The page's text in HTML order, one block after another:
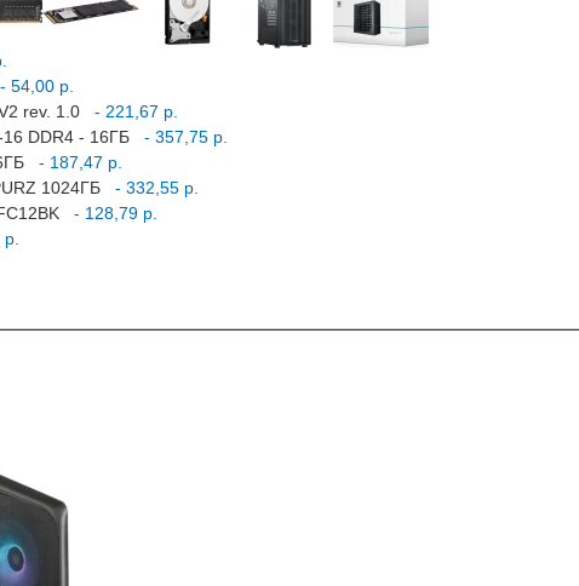
- 54,00 р.
rev. 1.0
- 221,67 р.
DDR4 - 16ГБ
- 357,75 р.
- 187,47 р.
1024ГБ
- 332,55 р.
- 128,79 р.